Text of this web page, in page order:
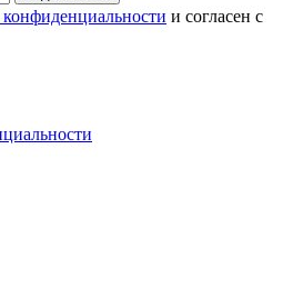
и согласен с